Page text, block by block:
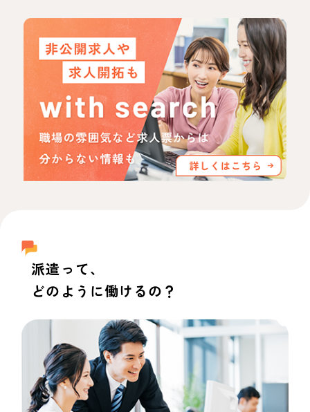
派遣って、
どのように働けるの？